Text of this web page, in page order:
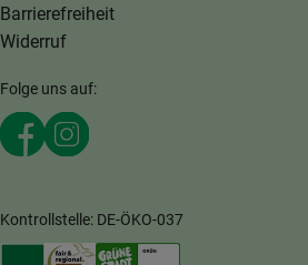
Barrierefreiheit
Widerruf
Folge uns auf:
Externer Link zu https://
Externer Link zu https://
Kontrollstelle: DE-ÖKO-037